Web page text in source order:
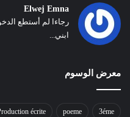
Elwej Emna
رجاءا لم أستطع
ابني...
معرض الوسوم
3éme
poeme
écrite